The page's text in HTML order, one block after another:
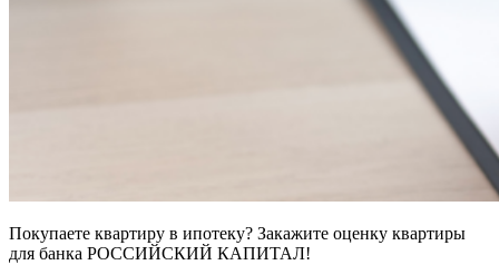
Покупаете квартиру в ипотеку? Закажите оценку квартиры
для банка РОССИЙСКИЙ КАПИТАЛ!